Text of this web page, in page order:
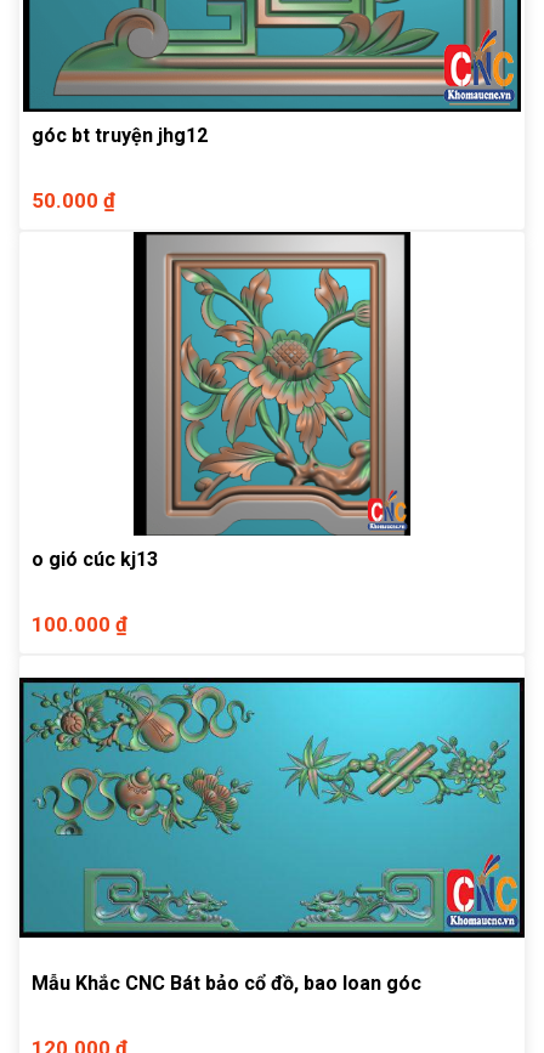
góc bt truyện jhg12
50.000 ₫
o gió cúc kj13
100.000 ₫
Mẫu Khắc CNC Bát bảo cổ đồ, bao loan góc
120.000 ₫